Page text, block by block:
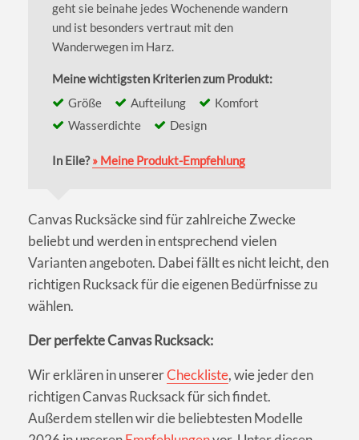
geht sie beinahe jedes Wochenende wandern
und ist besonders vertraut mit den
Wanderwegen im Harz.
Meine wichtigsten Kriterien zum Produkt:
Größe
Aufteilung
Komfort
Wasserdichte
Design
In Eile?» Meine Produkt-Empfehlung
Canvas Rucksäcke sind für zahlreiche Zwecke
beliebt und werden in entsprechend vielen
Varianten angeboten. Dabei fällt es nicht leicht, den
richtigen Rucksack für die eigenen Bedürfnisse zu
wählen.
Der perfekte Canvas Rucksack:
Wir erklären in unsererCheckliste, wie jeder den
richtigen Canvas Rucksack für sich findet.
Außerdem stellen wir die beliebtesten Modelle